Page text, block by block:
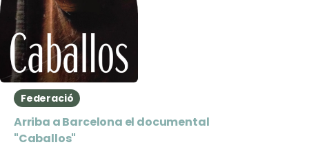
Federació
Arriba a Barcelona el documental
"Caballos"